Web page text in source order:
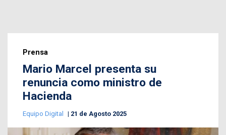
Prensa
Mario Marcel presenta su
renuncia como ministro de
Hacienda
Equipo Digital 21 de Agosto 2025